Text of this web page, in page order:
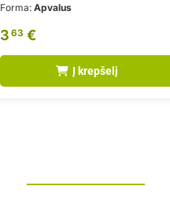
Forma: Apvalus
3 63 €
Į krepšelį